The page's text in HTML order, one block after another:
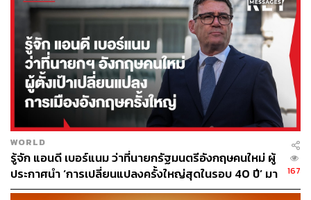
WORLD
รู้จัก แอนดี เบอร์แนม ว่าที่นายกรัฐมนตรีอังกฤษคนใหม่ ผู้
ประกาศนำ ‘การเปลี่ยนแปลงครั้งใหญ่สุดในรอบ 40 ปี’ มา
สู่การเมืองอังกฤษ
167